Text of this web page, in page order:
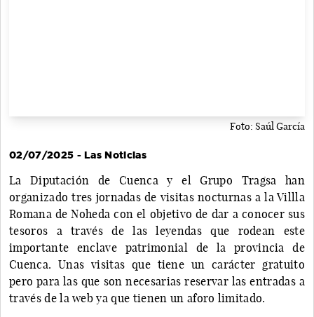
Foto: Saúl García
02/07/2025 - Las Noticias
La Diputación de Cuenca y el Grupo Tragsa han
organizado tres jornadas de visitas nocturnas a la Villla
Romana de Noheda con el objetivo de dar a conocer sus
tesoros a través de las leyendas que rodean este
importante enclave patrimonial de la provincia de
Cuenca. Unas visitas que tiene un carácter gratuito
pero para las que son necesarias reservar las entradas a
través de la web ya que tienen un aforo limitado.